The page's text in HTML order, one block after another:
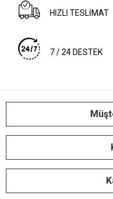
HIZLI TESLİMAT
7 / 24 DESTEK